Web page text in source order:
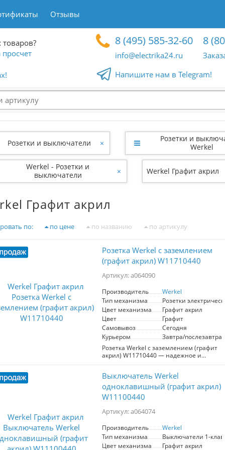
Отзывы
8 (495) 585-32-60
info@electrika24.ru
8
Напишите нам в Telegram!
Розетки и выключатели ×
Розетки и
Werkel
Werkel - Розетки и
выключатели
× Werkel Графит акрил
Графит акрил
по: по цене по названию по артикулу
Розетка Werkel с заземлением
(графит акрил) W11710440
Артикул: a064090
Производитель
Werkel
Тип механизма
Розетки
Цвет механизма
Графит акрил
Цвет
Графит
Самовывоз
Сегодня
Курьером
Завтра/послезавтра
Розетка Werkel с заземлением (графит
акрил) W11710440 — надежное и
безопасное решение для
проводкой, обеспечивающее защиту от
поражения электрическим током. С
максимальным током 16 А,
номинальным напряжением ~250V и
мощностью до 3680 Вт, эта розетка
идеально подходит для подключения
Изготовленная из высококачественных
материалов, она оснащена латунной
контактной группой, обеспечивающей
Выключатель Werkel
одноклавишный (графит акрил)
W11100440
Артикул: a064074
Производитель
Werkel
Тип механизма
Выключатели 1-
Цвет механизма
Графит акрил